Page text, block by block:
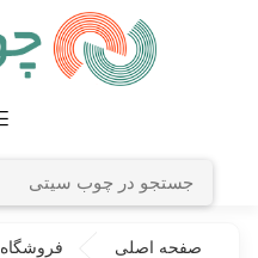
صفحه اصلی فروشگاه